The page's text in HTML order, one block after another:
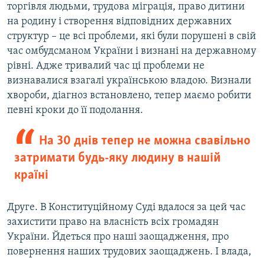
торгівля людьми, трудова міграція, право дитини
на родину і створення відповідних державних
структур – це всі проблеми, які були порушені в свій
час омбудсманом України і визнані на державному
рівні. Адже тривалий час ці проблеми не
визнавалися взагалі українською владою. Визнали
хвороби, діагноз встановлено, тепер маємо робити
певні кроки до її подолання.
На 30 днів тепер не можна свавільно
затримати будь-яку людину в нашій
країні
Друге. В Конституційному Суді вдалося за цей час
захистити право на власність всіх громадян
України. Йдеться про наші заощадження, про
повернення наших трудових заощаджень. І влада,